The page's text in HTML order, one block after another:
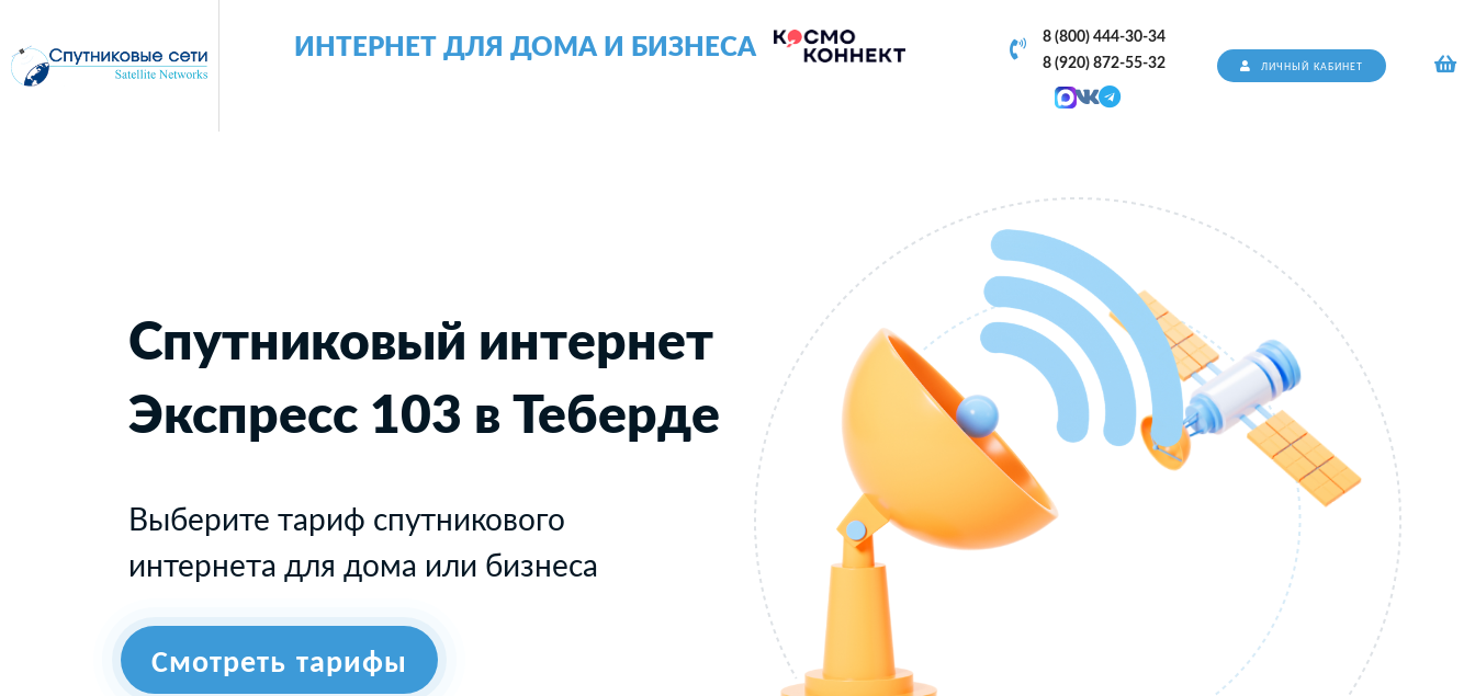
ИНТЕРНЕТ ДЛЯ ДОМА И БИЗНЕСА
8 (800) 444-30-34
8 (920) 872-55-32
ЛИЧНЫЙ КАБИНЕТ
Спутниковый интернет
Экспресс 103 в Теберде
Выберите тариф спутникового
интернета для дома или бизнеса
Смотреть тарифы